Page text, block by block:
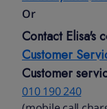
Or
Contact Elisa's
Customer
Customer
010 190 240​